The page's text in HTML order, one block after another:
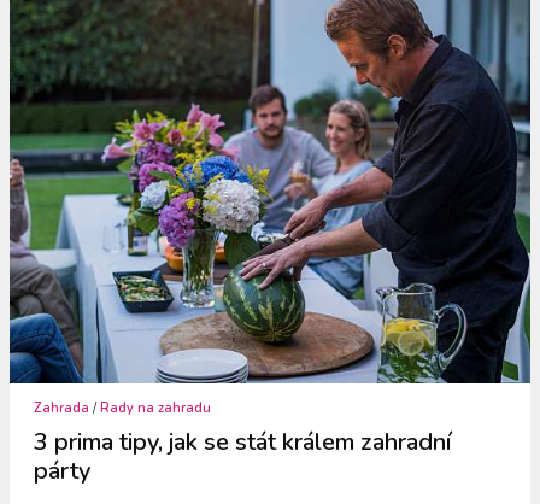
Zahrada / Rady na zahradu
3 prima tipy, jak se stát králem zahradní
párty